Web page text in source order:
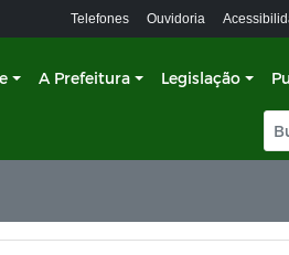
Telefones Ouvidoria
A Prefeitura Legislação